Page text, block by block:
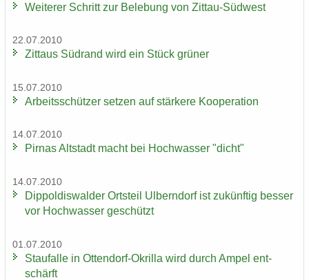
Wei­te­rer Schritt zur Be­le­bung von Zittau-​Südwest
22.07.2010
Zit­taus Süd­rand wird ein Stück grü­ner
15.07.2010
Ar­beits­schüt­zer set­zen auf stär­ke­re Ko­ope­ra­ti­on
14.07.2010
Pirnas Alt­stadt macht bei Hoch­was­ser "dicht"
14.07.2010
Di­ppol­dis­wal­der Orts­teil Ulb­ern­dorf ist zu­künf­tig bes­ser
vor Hoch­was­ser ge­schützt
01.07.2010
Stau­f­al­le in Ottendorf-​Okrilla wird durch Ampel ent­
schärft